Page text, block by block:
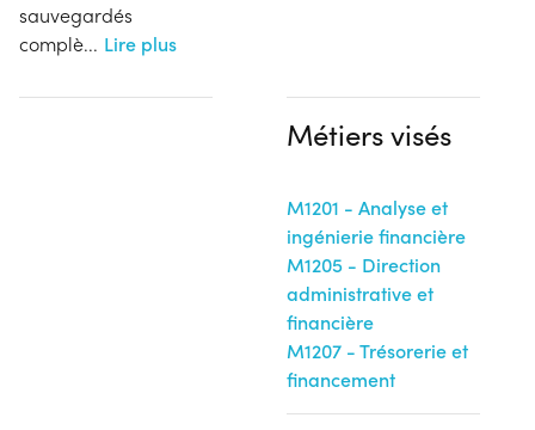
sauvegardés
complè... Lire plus
Métiers visés
M1201 - Analyse et
ingénierie financière
M1205 - Direction
administrative et
financière
M1207 - Trésorerie et
financement